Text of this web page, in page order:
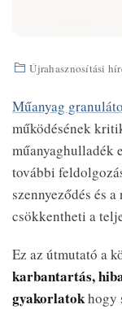
Újrahasznosítási
Műanyag
működésének
műanyaghulladék
további
szennyeződés és
csökkentheti a
Ez az útmutató a
karbantartás,
gyakorlatokhogy